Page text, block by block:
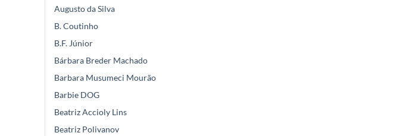
Augusto da Silva
B. Coutinho
B.F. Júnior
Bárbara Breder Machado
Barbara Musumeci Mourão
Barbie DOG
Beatriz Accioly Lins
Beatriz Polivanov